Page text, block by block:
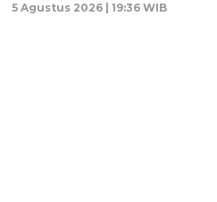
5 Agustus 2026 | 19:36 WIB